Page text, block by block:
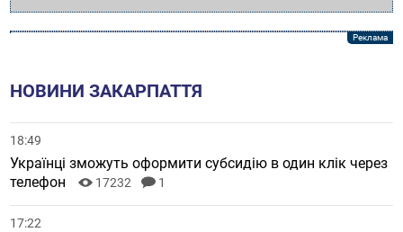
НОВИНИ ЗАКАРПАТТЯ
18:49
Українці зможуть оформити субсидію в один клік через
телефон
17232 1
17:22